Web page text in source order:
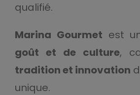
qualifié.
Marina Gourmet est
goût et de culture,
tradition et innovation
unique.